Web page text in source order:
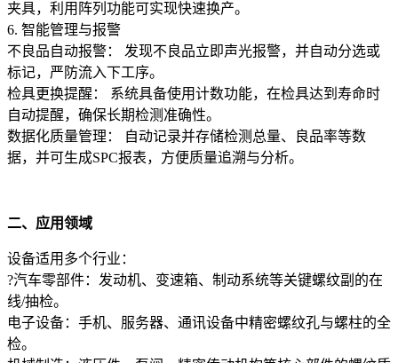
夹具，利用阵列功能可实现快速换产。
6. 智能管理与报警
不良品自动报警： 发现不良品立即声光报警，并自动分选或
标记，严防流入下工序。
检具更换提醒： 系统具备使用计数功能，在检具达到寿命时
自动提醒，确保长期检测准确性。
数据化质量管理： 自动记录并存储检测总量、良品率等数
据，并可生成SPC报表，方便质量追溯与分析。
二、应用领域
设备适用多个行业：
?汽车零部件：发动机、变速箱、制动系统等关键螺纹副的在
线/抽检。
电子设备：手机、服务器、通讯设备中精密螺纹孔与螺柱的全
检。